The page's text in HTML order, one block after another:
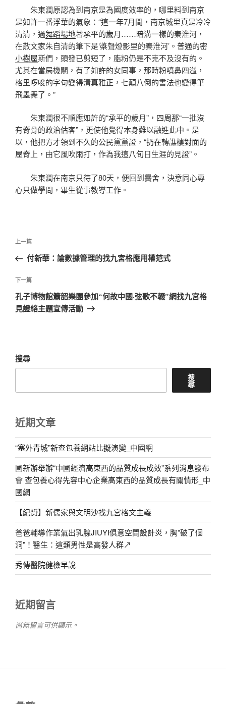
朱東潤原認為到南京是為國度效率的，哪里料到南京
是如許一番浮華的氣象：“這一年7月間，南京城里真是冷冷
清清，過舞蹈場地著承平的歲月……暗溝一樣的秦淮河，
在散文家朱自清的筆下是‘槳聲燈影里的秦淮河’。普通的密
小樹屋斯們，頭發已剪短了，脂粉仍是不克不及沒有的。
尤其在當局機關，有了如許的女同事，那時粉噴鼻四溢，
格里啰唆的字句變得清真雅正，七顛八倒的書法也變得筆
飛墨舞了。”
朱東潤很不順應如許的“承平的歲月”，四周那“一批沒
有脊骨的政治估客”，更使他覺得本身難以融進此中。是
以，他把方才領到不久的公民黨黨證，“扔在轉譙樓對面的
屋脊上，由它風吹雨打，作為我這八旬日生涯的見證”。
朱東潤在南京只待了80天，便回到黌舍，決意同心專
心只做學問，畢生從事教導工作。
文
導
覽
上
一
文
章
上一篇
付新華：論數據管理的找九宮格應用權范式
下
一
篇
下一篇
孔子博物館簫韶樂團參加“何故中國·弦歌不輟”網找九宮格
見證絡主題宣傳活動
搜尋
搜
尋
近期文章
“塞外青城”新查包養網站比擬演變_中國網
國新辦舉辦“中國經濟高東西的品質成長成效”系列消息發布
會 查包養心得先容中心企業高東西的品質成長有關情形_中
國網
【紀赟】新儒家與文明沙找九宮格文主義
爸爸輔導作業氣出乳腺JIUYI俱意空間設計炎，胸”破了個
洞”！醫生：這類男性是高發人群↗
秀傳醫院健檢早說
近期留言
尚無留言可供顯示。